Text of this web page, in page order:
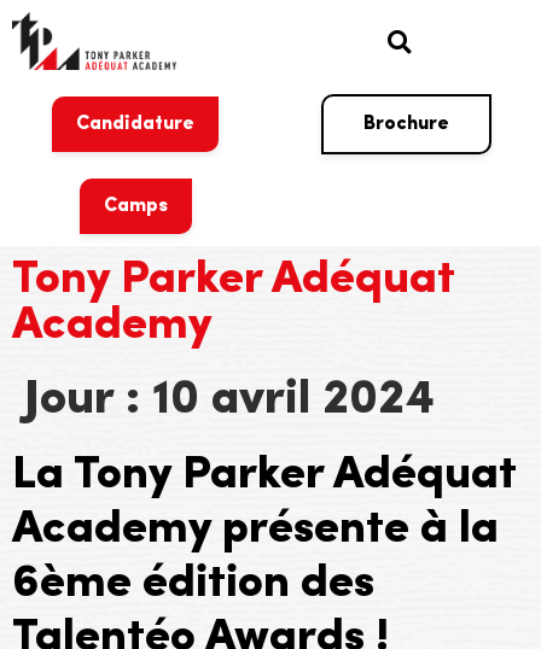
Candidature Brochure
Camps
Tony Parker Adéquat
Academy
Jour : 10 avril 2024
La Tony Parker Adéquat
Academy présente à la
6ème édition des
Talentéo Awards !